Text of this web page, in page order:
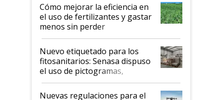
Cómo mejorar la eficiencia en
el uso de fertilizantes y gastar
menos sin perder
productividad en la campaña
fina
Nuevo etiquetado para los
fitosanitarios: Senasa dispuso
el uso de pictogramas,
palabras de advertencia e
indicaciones
Nuevas regulaciones para el